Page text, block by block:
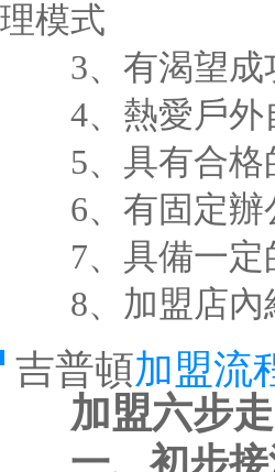
理模式
3、有渴望成
4、熱愛戶外
5、具有合格
6、有固定辦公
7、具備一定
8、加盟店內
吉普頓加盟流
加盟六步
一、初步